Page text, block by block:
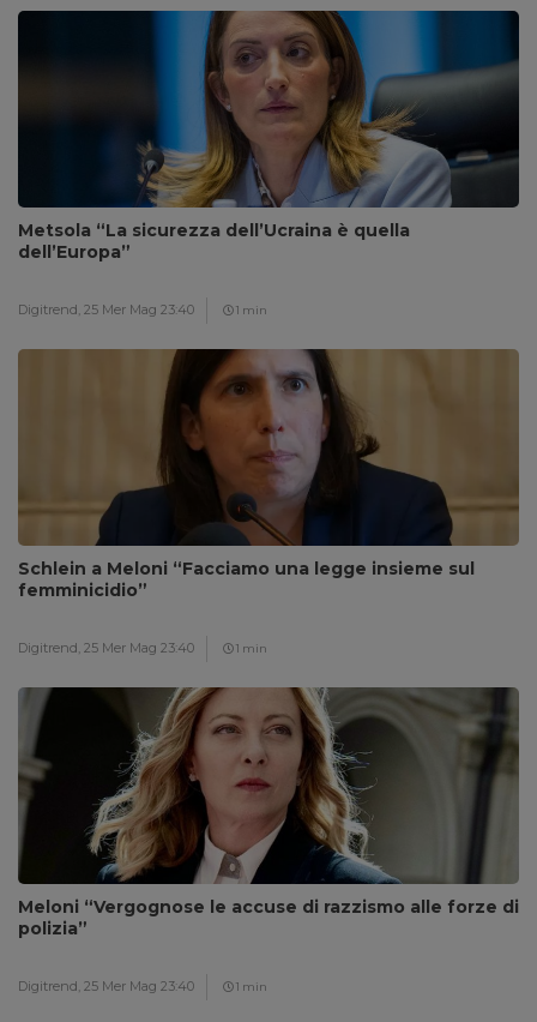
Metsola “La sicurezza dell’Ucraina è quella
dell’Europa”
Digitrend, 25 Mer Mag 23:40 1 min
Schlein a Meloni “Facciamo una legge insieme sul
femminicidio”
Digitrend, 25 Mer Mag 23:40 1 min
Meloni “Vergognose le accuse di razzismo alle forze di
polizia”
Digitrend, 25 Mer Mag 23:40 1 min